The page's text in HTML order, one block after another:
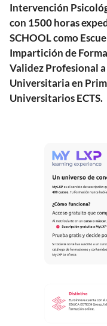
Intervención
con 1500 horas
SCHOOL como
Impartición de
Validez Profesional
Universitaria en
Universitarios ECTS.